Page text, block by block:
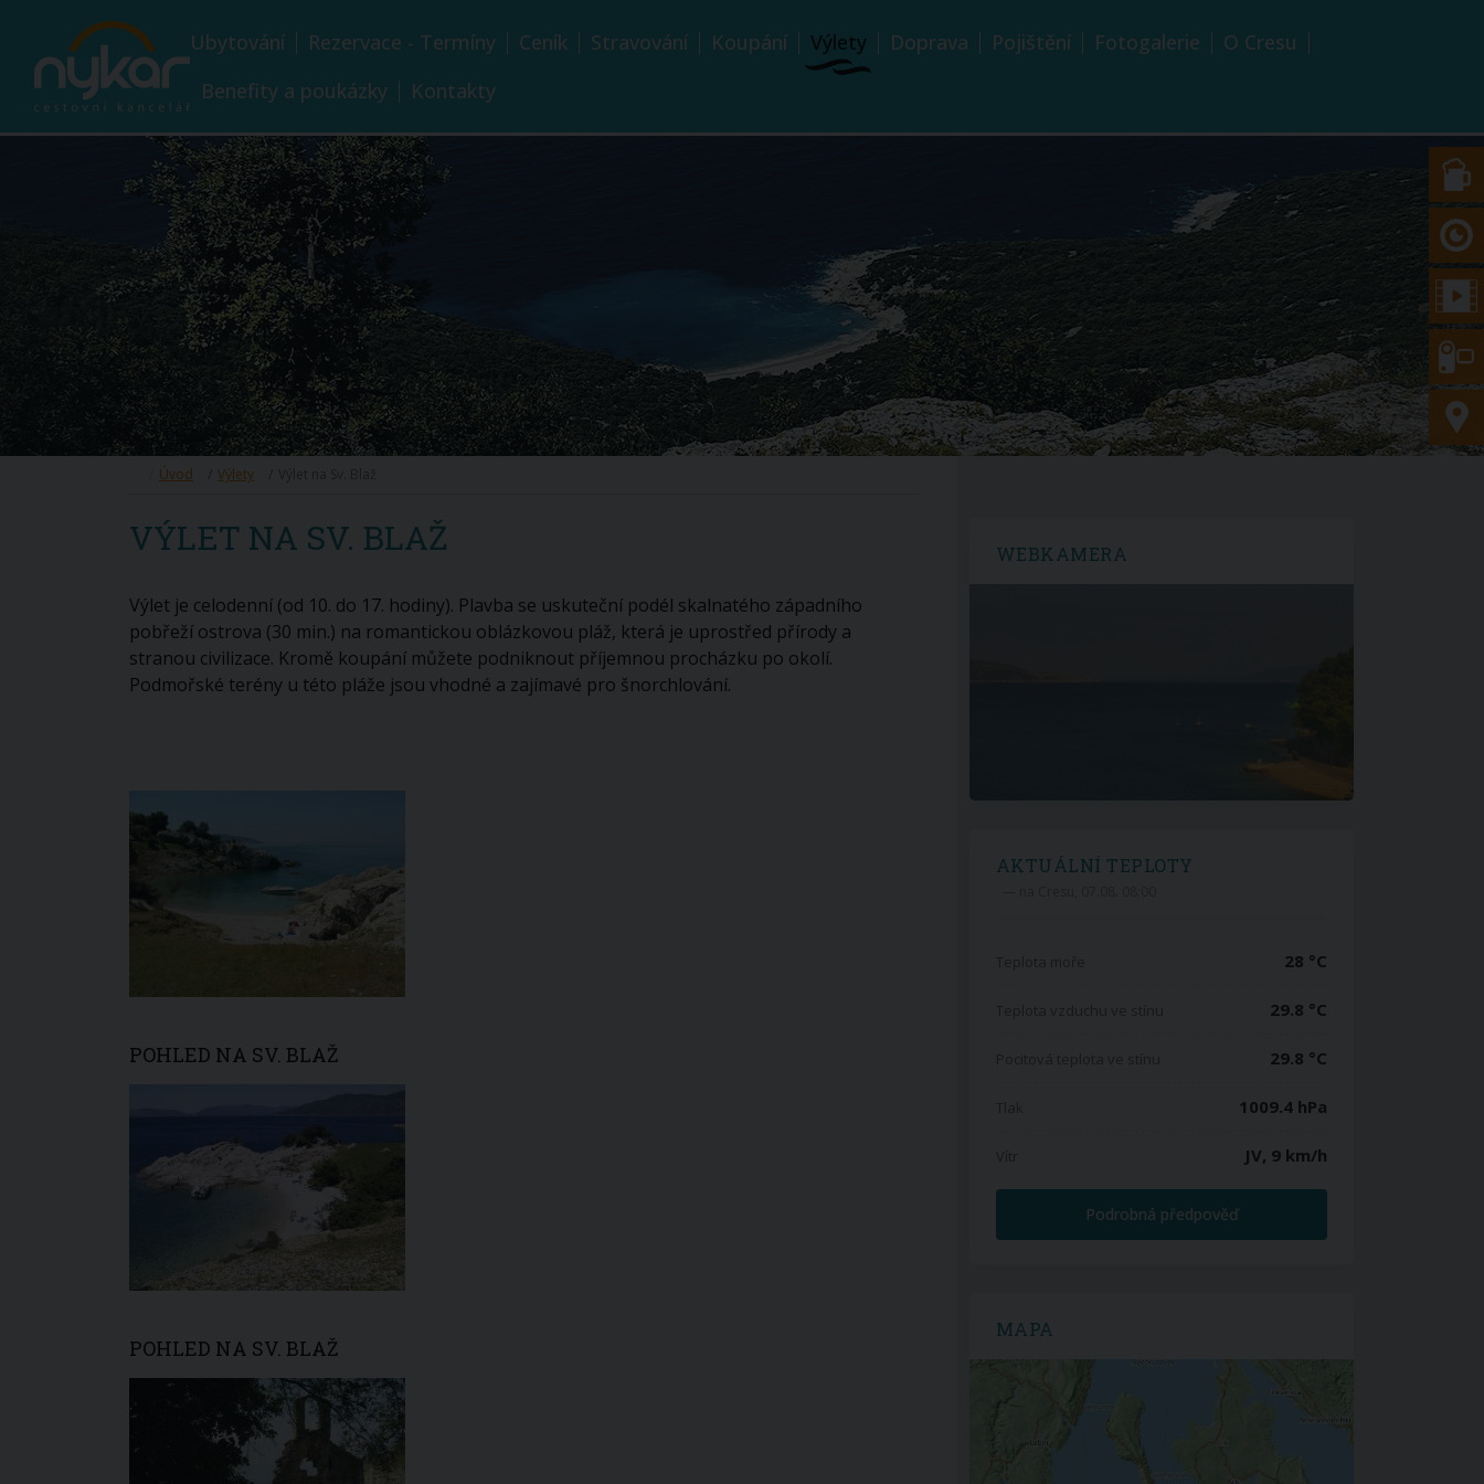
Ubytování Rezervace - Termíny Ceník Stravování Koupání Výlety Doprava Pojištění Fotogalerie
O Cresu
Benefity a poukázky
Kontakty
Úvod Výlety
VÝLET NA SV. BLAŽ
Výlet je celodenní (od 10. do 17. hodiny). Plavba se uskuteční podél skalnatého západního
pobřeží ostrova (30 min.) na romantickou oblázkovou pláž, která je uprostřed přírody a
stranou civilizace. Kromě koupání můžete podniknout příjemnou procházku po okolí.
Podmořské terény u této pláže jsou vhodné a zajímavé pro šnorchlování.
POHLED NA SV. BLAŽ
POHLED NA SV. BLAŽ
WEBKAMERA
AKTUÁLNÍ TEPLOTY
28 °C
29.8 °C
29.8 °C
1009.4 hPa
JV, 9 km/h
Podrobná předpověď
MAPA